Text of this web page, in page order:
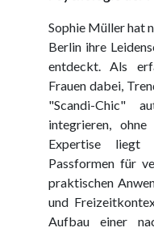
Sophie Müller hat
Berlin ihre
entdeckt. Als
Frauen dabei,
"Scandi-Chic"
integrieren,
Expertise liegt
Passformen für
praktischen
und
Aufbau einer